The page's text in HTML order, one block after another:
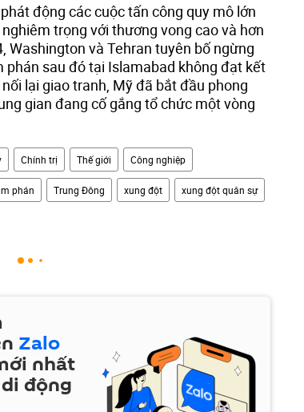
động các cuộc tấn công quy mô lớn
trọng với thương vong cao và hơn
và Tehran tuyên bố ngừng
phán sau đó tại Islamabad không đạt kết
lại giao tranh, Mỹ đã bắt đầu phong
gian đang cố gắng tổ chức một vòng
Chính trị Thế giới Công nghiệp
phán Trung Đông xung đột xung đột quân sự
Zalo
nhất
động